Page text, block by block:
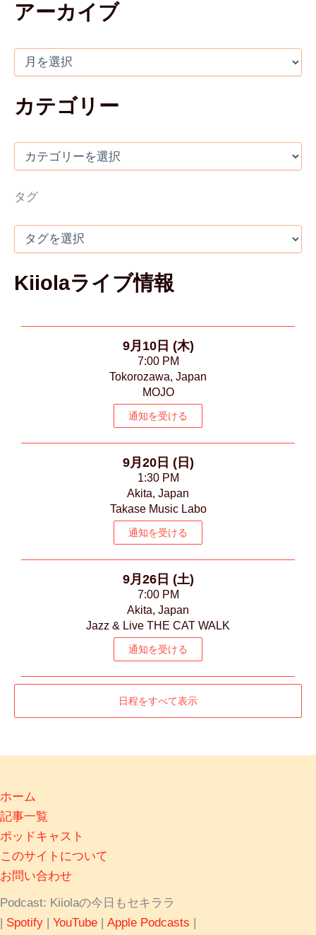
アーカイブ
カテゴリー
タグ
Kiiolaライブ情報
9月10日 (木)
7:00 PM
Tokorozawa, Japan
MOJO
通知を受ける
9月20日 (日)
1:30 PM
Akita, Japan
Takase Music Labo
通知を受ける
9月26日 (土)
7:00 PM
Akita, Japan
Jazz & Live THE CAT WALK
通知を受ける
日程をすべて表示
ホーム
記事一覧
ポッドキャスト
このサイトについて
お問い合わせ
Podcast: Kiiolaの今日もセキララ
| Spotify | YouTube | Apple Podcasts |